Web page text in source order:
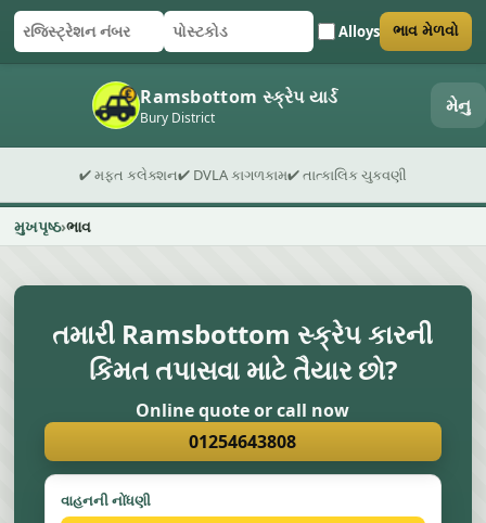
રજિસ્ટ્રેશન નંબર
પોસ્ટકોડ Alloys
ફોર્મ સબમિટ કરો ભાવ મેળવો
Ramsbottom સ્ક્રેપ યાર્ડ
Bury District મેનુ
✔ મફત કલેક્શન✔ DVLA કાગળકામ✔ તાત્કાલિક ચુકવણી
મુખપૃષ્ઠ ભાવ
તમારી Ramsbottom સ્ક્રેપ કારની
કિંમત તપાસવા માટે તૈયાર છો?
Online quote or call now
01254643808
વાહનની નોંધણી